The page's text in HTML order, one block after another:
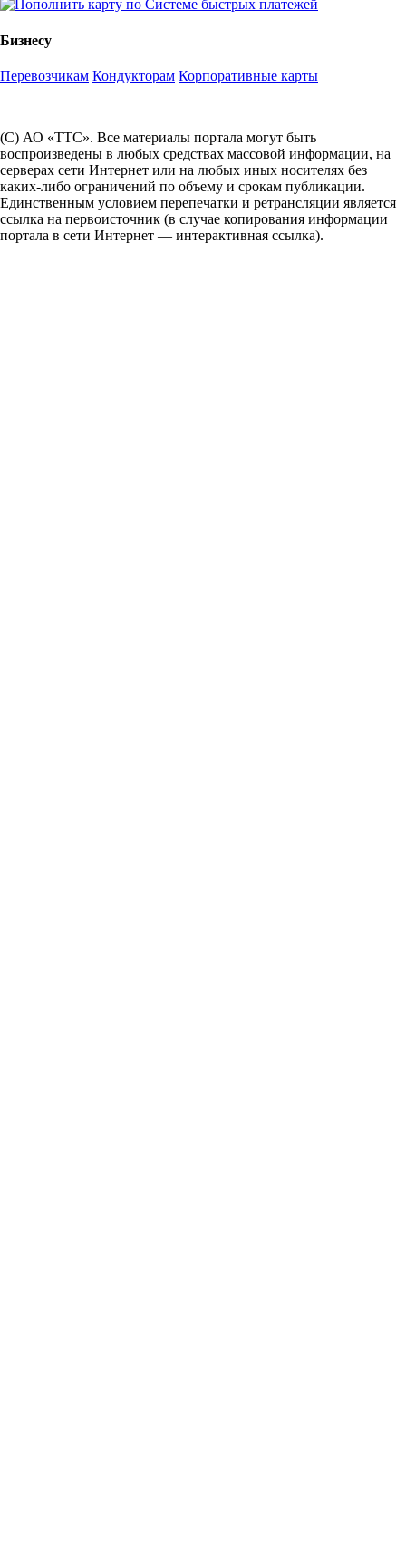
Бизнесу
Перевозчикам Кондукторам Корпоративные карты
(С) АО «ТТС». Все материалы портала могут быть
воспроизведены в любых средствах массовой информации, на
серверах сети Интернет или на любых иных носителях без
каких-либо ограничений по объему и срокам публикации.
Единственным условием перепечатки и ретрансляции является
ссылка на первоисточник (в случае копирования информации
портала в сети Интернет — интерактивная ссылка).